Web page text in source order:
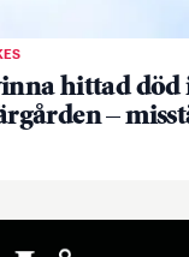
hittad död
–